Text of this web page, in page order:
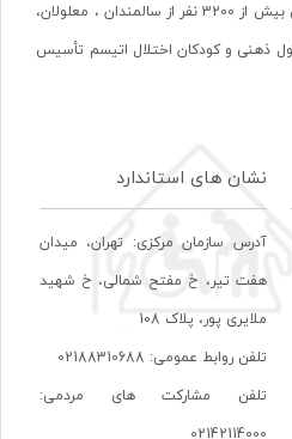
مراقبت ، درمان ، آموزش و توانبخشی بیش از 3200 نفر از سالمندان ، معلولان،
ذهنی و کودکان اختلال اتیسم تأسیس
نشان های استاندارد
آدرس سازمان مرکزی: تهران، ميدان
هفت تير، خ مفتح شمالی، خ شهيد
ملايری پور، پلاک 108
تلفن روابط عمومی: 02188310688
تلفن مشارکت های مردمی:
02142114000